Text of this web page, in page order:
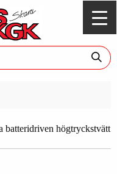
batteridriven högtryckstvätt